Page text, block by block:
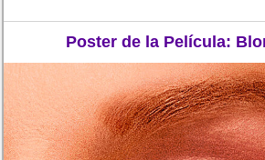
Poster de la Película: